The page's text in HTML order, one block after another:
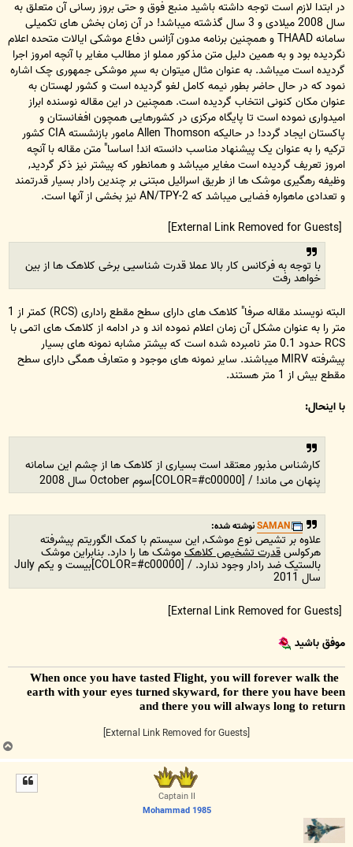
در ابتدا لازم است توجه داشته باشید منبع فوق و حتی بروز رسانی آن متعلق به
سال 2008 میلادی و 3 سال گذشته میباشد! در آن زمان بخش های تکمیلی
سامانه THAAD و همچنین برنامه مدون آزانس دفاع موشکی ایالات متحده اعلام
نگردیده بود و به همین دلیل متن مذکور مملو از مطالب مغایر با آنچه امروز اجرا
گردیده است میباشد. به عنوان مثال میتوان به سپر موشکی جمهوری چک اشاره
نمود که در حال حاضر بطور نیمه کامل لغو گردیده است و کشور لهستان به
عنوان مکان کنونی انتخاب گردیده است. همچنین در این مقاله نوسنده ابراز
امیدواری نموده است تا پایگاه مرکزی در کشورهایی همچون افغانستان و
پاکستان ایجاد گردد! در حالیکه Allen Thomson مامور بازنشسته CIA کشور
ترکیه را به عنوان یک پیشنهاد مناسب دانسته اند! اساسا" متن مقاله با آنچه
امروز تعریف گردیده است مغایر میباشد و همانطور که پیشتر نیز ذکر گردید,
وظیفه رهگیری موشک ها از طریق اسرائیل مبتنی بر چندین رادار بسیار قدرتمند
و تعدادی ماهواره فضایی میباشد که AN/TPY-2 نیز بخشی از آنها است.
با توجه به فرکانس کار بالا عملا قدرت شناسیی برخی کلاهک ها از بین
خواهد رفت
البته نویسند مقاله صرفا" کلاهک های دارای سطح مقطع راداری (RCS) کمتر از 1
متر را به عنوان مشکل آن زمان اعلام نموده اند و در ادامه از کلاهک های اتمی با
RCS حدود 0.1 متر نامبرده شده است که بیشتر مشابه نمونه های بسیار
پیشرفته MIRV میباشند. سایر نمونه های موجود و متعارف همگی دارای سطح
مقطع بیش از 1 متر هستند.
با اینحال:
کارشناس مذبور معتقد است بسیاری از کلاهک ها از چشم این سامانه
پنهان می ماند! / [COLOR=#c00000]سوم October سال 2008
SAMANنوشته شده:
علاوه بر تشیص نوع موشک, این سیستم با کمک الگوریتم پیشرفته
هرکولسقدرت تشخیص کلاهکموشک ها را دارد. بنابراین موشک
بالستیک ضد رادار وجود ندارد. / [COLOR=#c00000]بیست و یکم July
سال 2011
موفق باشید
Flight, you will forever walk the
earth with your eyes turned skyward, for there you have been
and there you will always long to return
ب
ا
Captain II
Mohammad 1985